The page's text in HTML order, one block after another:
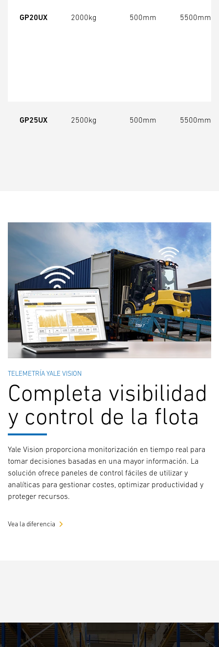
GP20UX 2000kg 500mm 5500mm
GP25UX 2500kg 500mm 5500mm
GP30UX 3000kg 500mm 5500mm
GP35UX 3500kg 500mm 5500mm
TELEMETRÍA YALE VISION
Completa visibilidad
y control de la flota
Yale Vision proporciona monitorización en tiempo real para
tomar decisiones basadas en una mayor información. La
solución ofrece paneles de control fáciles de utilizar y
analíticas para gestionar costes, optimizar productividad y
proteger recursos.
Vea la diferencia